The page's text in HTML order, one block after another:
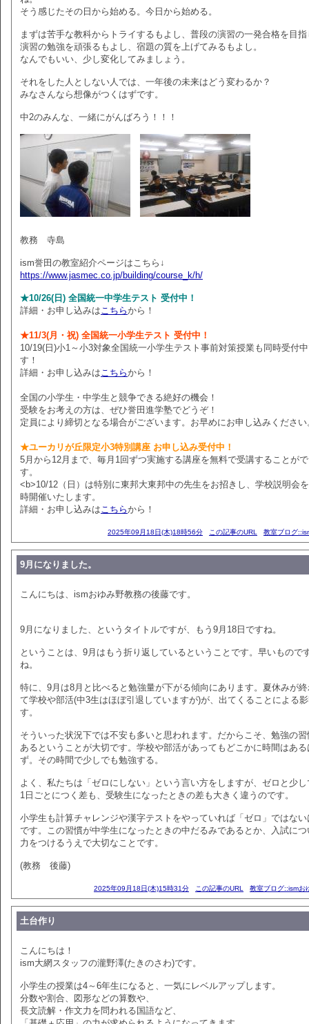
そう感じたその日から始める。今日から始める。
まずは苦手な教科からトライするもよし、普段の演習の一発合格を目指
演習の勉強を頑張るもよし、宿題の質を上げてみるもよし。
なんでもいい、少し変化してみましょう。
それをした人としない人では、一年後の未来はどう変わるか？
みなさんなら想像がつくはずです。
中2のみんな、一緒にがんばろう！！！
教務 寺島
ism誉田の教室紹介ページはこちら↓
https://www.jasmec.co.jp/building/course_k/h/
★10/26(日) 全国統一中学生テスト 受付中！
詳細・お申し込みはこちらから！
★11/3(月・祝) 全国統一小学生テスト 受付中！
10/19(日)小1～小3対象全国統一小学生テスト事前対策授業も同時受付
す！
詳細・お申し込みはこちらから！
全国の小学生・中学生と競争できる絶好の機会！
受験をお考えの方は、ぜひ誉田進学塾でどうぞ！
定員により締切となる場合がございます。お早めにお申し込みください
★ユーカリが丘限定小3特別講座 お申し込み受付中！
5月から12月まで、毎月1回ずつ実施する講座を無料で受講することが
す。
<b>10/12（日）は特別に東邦大東邦中の先生をお招きし、学校説明会
時開催いたします。
詳細・お申し込みはこちらから！
2025年09月18日(木)18時56分 この記事のURL 教室ブログ
9月になりました。
こんにちは、ismおゆみ野教務の後藤です。
9月になりました、というタイトルですが、もう9月18日ですね。
ということは、9月はもう折り返しているということです。早いもので
ね。
特に、9月は8月と比べると勉強量が下がる傾向にあります。夏休みが
て学校や部活(中3生はほぼ引退していますが)が、出てくることによる
す。
そういった状況下では不安も多いと思われます。だからこそ、勉強の習
あるということが大切です。学校や部活があってもどこかに時間はある
ず。その時間で少しでも勉強する。
よく、私たちは「ゼロにしない」という言い方をしますが、ゼロと少し
1日ごとにつく差も、受験生になったときの差も大きく違うのです。
小学生も計算チャレンジや漢字テストをやっていれば「ゼロ」ではない
です。この習慣が中学生になったときの中だるみであるとか、入試につ
力をつけるうえで大切なことです。
(教務 後藤)
2025年09月18日(木)15時31分 この記事のURL 教室ブログ::ismお
土台作り
こんにちは！
ism大網スタッフの瀧野澤(たきのさわ)です。
小学生の授業は4～6年生になると、一気にレベルアップします。
分数や割合、図形などの算数や、
長文読解・作文力を問われる国語など、